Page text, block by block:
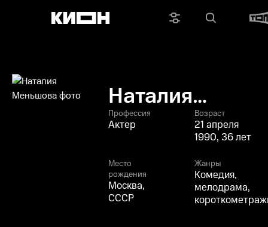
Наталия
Меньшова
Профессия
Актер
Возраст
21 апреля
1990, 36 лет
Место
рождения
Москва,
СССР
Жанры
Комедия,
мелодрама,